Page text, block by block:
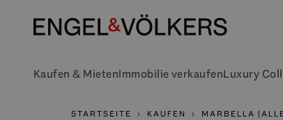
Kaufen & MietenImmobilie verkaufenLuxury
STARTSEITE KAUFEN MARBELLA